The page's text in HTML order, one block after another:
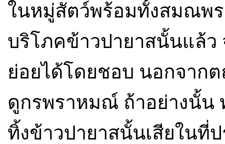
ในหมู่สัตว์พร้อมทั้งสมณพ
บริโภคข้าวปายาสนั้นแล้ว
ย่อยได้โดยชอบ นอกจาก
ดูกรพราหมณ์ ถ้าอย่างนั้น
ทิ้งข้าวปายาสนั้นเสียในที่